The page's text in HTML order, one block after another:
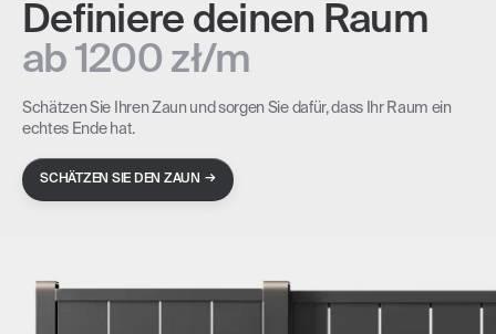
Definiere deinen Raum
ab 1200 zł/m
Schätzen Sie Ihren Zaun und sorgen Sie dafür, dass Ihr Raum ein
echtes Ende hat.
SCHÄTZEN SIE DEN ZAUN →